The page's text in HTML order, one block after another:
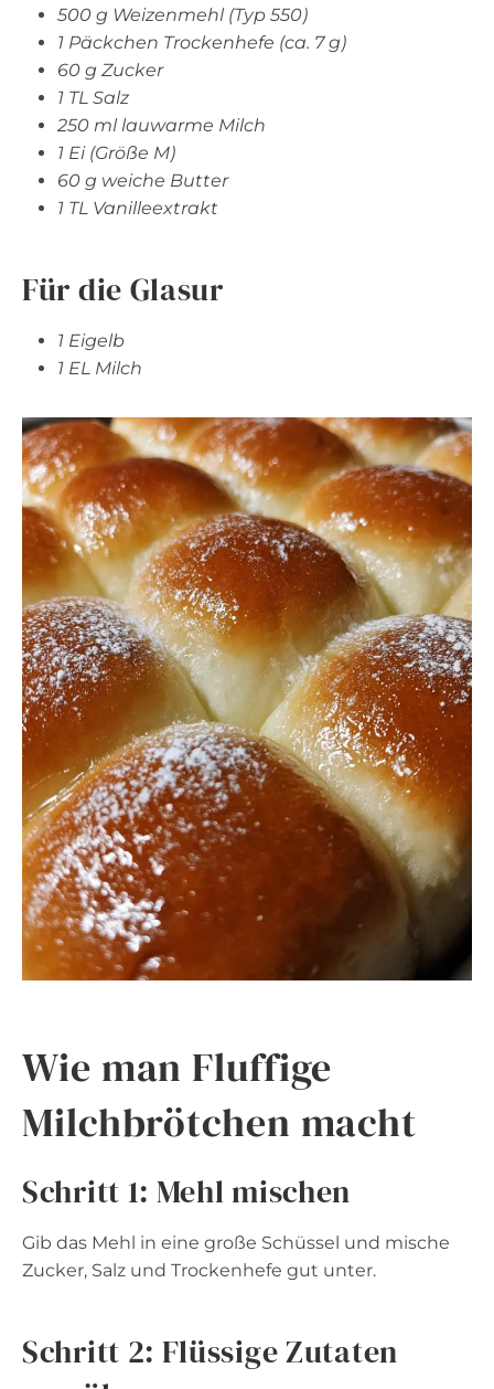
500 g Weizenmehl (Typ 550)
1 Päckchen Trockenhefe (ca. 7 g)
60 g Zucker
1 TL Salz
250 ml lauwarme Milch
1 Ei (Größe M)
60 g weiche Butter
1 TL Vanilleextrakt
Für die Glasur
1 Eigelb
1 EL Milch
Wie man Fluffige
Milchbrötchen macht
Schritt 1: Mehl mischen
Gib das Mehl in eine große Schüssel und mische
Zucker, Salz und Trockenhefe gut unter.
Schritt 2: Flüssige Zutaten